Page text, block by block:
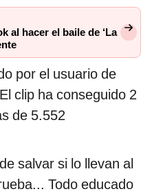
al hacer el baile de ‘La
por el usuario de
clip ha conseguido 2
de 5.552
salvar si lo llevan al
Todo educado